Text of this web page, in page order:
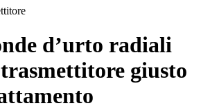
d’urto radiali
giusto